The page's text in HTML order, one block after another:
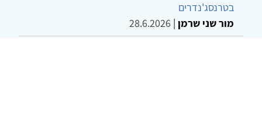
בטרנסג'נדרים
מור שני שרמן |
28.6.2026